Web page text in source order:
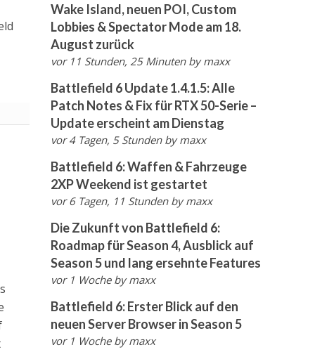
Wake Island, neuen POI, Custom
Lobbies & Spectator Mode am 18.
August zurück
vor 11 Stunden, 25 Minuten bymaxx
Battlefield 6 Update 1.4.1.5: Alle
Patch Notes & Fix für RTX 50-Serie –
Update erscheint am Dienstag
vor 4 Tagen, 5 Stunden bymaxx
Battlefield 6: Waffen & Fahrzeuge
2XP Weekend ist gestartet
vor 6 Tagen, 11 Stunden bymaxx
Die Zukunft von Battlefield 6:
Roadmap für Season 4, Ausblick auf
Season 5 und lang ersehnte Features
vor 1 Woche bymaxx
Battlefield 6: Erster Blick auf den
neuen Server Browser in Season 5
vor 1 Woche bymaxx